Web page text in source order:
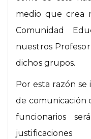
medio que crea
Comunidad
nuestros
dichos grupos.
Por esta razón
de comunicación
funcionarios
justificaciones